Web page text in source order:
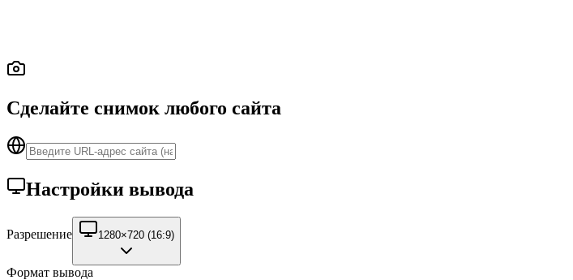
Сделайте снимок любого сайта
Настройки вывода
Разрешение 1280×720 (16:9)
Формат вывода